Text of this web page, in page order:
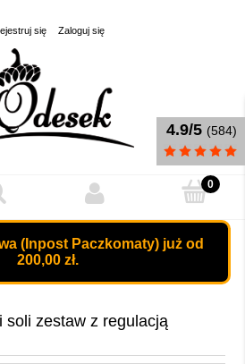
się Zaloguj się
(Inpost Paczkomaty) już od
200,00 zł.
soli zestaw z regulacją
4.9/5 (584)